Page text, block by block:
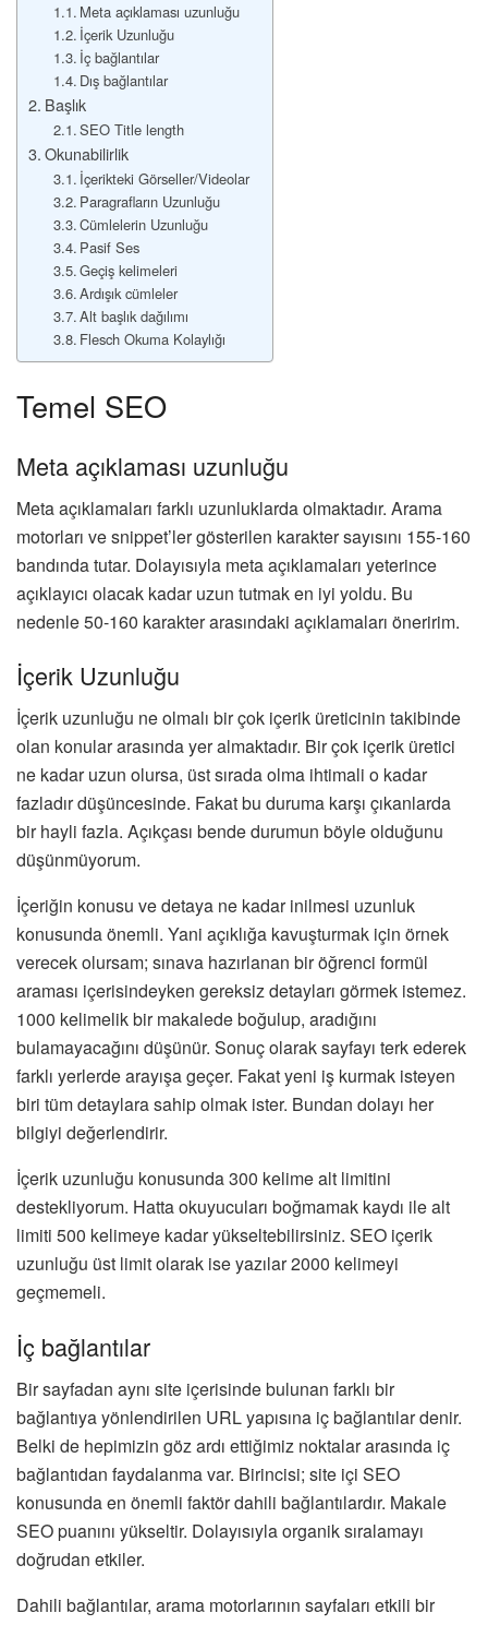
Meta açıklaması uzunluğu
İçerik Uzunluğu
İç bağlantılar
Dış bağlantılar
Başlık
SEO Title length
Okunabilirlik
İçerikteki Görseller/Videolar
Paragrafların Uzunluğu
Cümlelerin Uzunluğu
Pasif Ses
Geçiş kelimeleri
Ardışık cümleler
Alt başlık dağılımı
Flesch Okuma Kolaylığı
Temel SEO
Meta açıklaması uzunluğu
Meta açıklamaları farklı uzunluklarda olmaktadır. Arama
motorları ve snippet’ler gösterilen karakter sayısını 155-160
bandında tutar. Dolayısıyla meta açıklamaları yeterince
açıklayıcı olacak kadar uzun tutmak en iyi yoldu. Bu
nedenle 50-160 karakter arasındaki açıklamaları öneririm.
İçerik Uzunluğu
İçerik uzunluğu ne olmalı bir çok içerik üreticinin takibinde
olan konular arasında yer almaktadır. Bir çok içerik üretici
ne kadar uzun olursa, üst sırada olma ihtimali o kadar
fazladır düşüncesinde. Fakat bu duruma karşı çıkanlarda
bir hayli fazla. Açıkçası bende durumun böyle olduğunu
düşünmüyorum.
İçeriğin konusu ve detaya ne kadar inilmesi uzunluk
konusunda önemli. Yani açıklığa kavuşturmak için örnek
verecek olursam; sınava hazırlanan bir öğrenci formül
araması içerisindeyken gereksiz detayları görmek istemez.
1000 kelimelik bir makalede boğulup, aradığını
bulamayacağını düşünür. Sonuç olarak sayfayı terk ederek
farklı yerlerde arayışa geçer. Fakat yeni iş kurmak isteyen
biri tüm detaylara sahip olmak ister. Bundan dolayı her
bilgiyi değerlendirir.
İçerik uzunluğu konusunda 300 kelime alt limitini
destekliyorum. Hatta okuyucuları boğmamak kaydı ile alt
limiti 500 kelimeye kadar yükseltebilirsiniz. SEO içerik
uzunluğu üst limit olarak ise yazılar 2000 kelimeyi
geçmemeli.
İç bağlantılar
Bir sayfadan aynı site içerisinde bulunan farklı bir
bağlantıya yönlendirilen URL yapısına iç bağlantılar denir.
Belki de hepimizin göz ardı ettiğimiz noktalar arasında iç
bağlantıdan faydalanma var. Birincisi; site içi SEO
konusunda en önemli faktör dahili bağlantılardır. Makale
SEO puanını yükseltir. Dolayısıyla organik sıralamayı
doğrudan etkiler.
Dahili bağlantılar, arama motorlarının sayfaları etkili bir